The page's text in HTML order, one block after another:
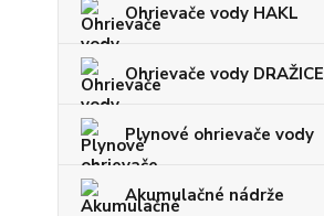
Ohrievače vody HAKL
Ohrievače vody DRAŽICE
Plynové ohrievače vody
Akumulačné nádrže